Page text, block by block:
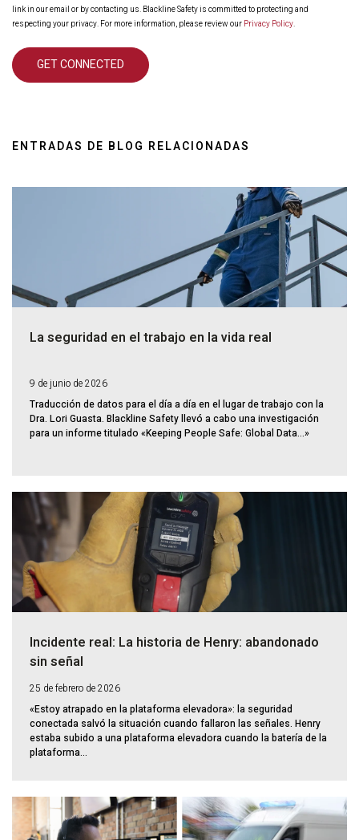
link in our email or by contacting us. Blackline Safety is committed to protecting and
respecting your privacy. For more information, please review our Privacy Policy.
ENTRADAS DE BLOG RELACIONADAS
La seguridad en el trabajo en la vida real
9 de junio de 2026
Traducción de datos para el día a día en el lugar de trabajo con la
Dra. Lori Guasta. Blackline Safety llevó a cabo una investigación
para un informe titulado «Keeping People Safe: Global Data...»
Incidente real: La historia de Henry: abandonado
sin señal
25 de febrero de 2026
«Estoy atrapado en la plataforma elevadora»: la seguridad
conectada salvó la situación cuando fallaron las señales. Henry
estaba subido a una plataforma elevadora cuando la batería de la
plataforma...